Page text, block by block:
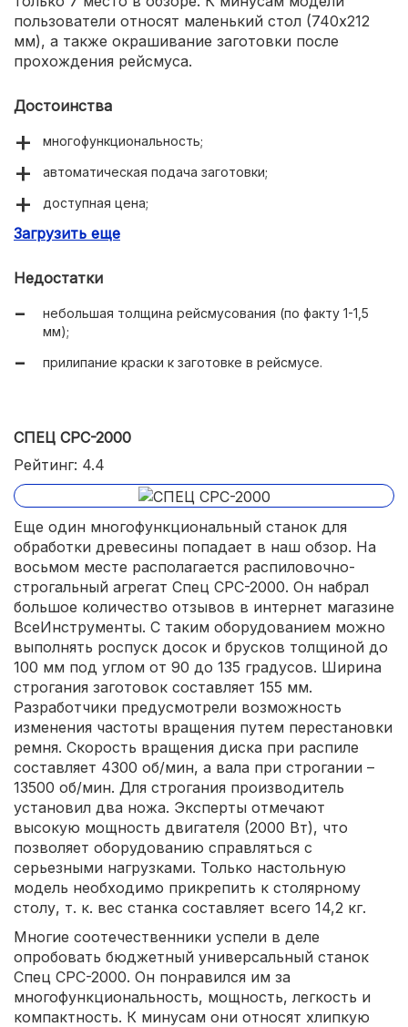
пользователи относят маленький стол (740х212
мм), а также окрашивание заготовки после
прохождения рейсмуса.
Достоинства
многофункциональность;
автоматическая подача заготовки;
доступная цена;
компактность.
Загрузить еще
Недостатки
небольшая толщина рейсмусования (по факту 1-1,5
мм);
прилипание краски к заготовке в рейсмусе.
СПЕЦ СРС-2000
Рейтинг: 4.4
Еще один многофункциональный станок для
обработки древесины попадает в наш обзор. На
восьмом месте располагается распиловочно-
строгальный агрегат Спец СРС-2000. Он набрал
большое количество отзывов в интернет магазине
ВсеИнструменты. С таким оборудованием можно
выполнять роспуск досок и брусков толщиной до
100 мм под углом от 90 до 135 градусов. Ширина
строгания заготовок составляет 155 мм.
Разработчики предусмотрели возможность
изменения частоты вращения путем перестановки
ремня. Скорость вращения диска при распиле
составляет 4300 об/мин, а вала при строгании –
13500 об/мин. Для строгания производитель
установил два ножа. Эксперты отмечают
высокую мощность двигателя (2000 Вт), что
позволяет оборудованию справляться с
серьезными нагрузками. Только настольную
модель необходимо прикрепить к столярному
столу, т. к. вес станка составляет всего 14,2 кг.
Многие соотечественники успели в деле
опробовать бюджетный универсальный станок
Спец СРС-2000. Он понравился им за
многофункциональность, мощность, легкость и
компактность. К минусам они относят хлипкую